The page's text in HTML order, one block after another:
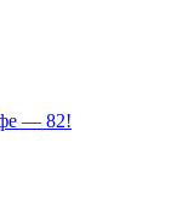
— 82!